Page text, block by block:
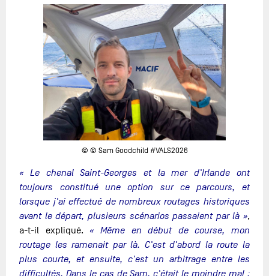
© © Sam Goodchild #VALS2026
« Le chenal Saint-Georges et la mer d'Irlande ont
toujours constitué une option sur ce parcours, et
lorsque j'ai effectué de nombreux routages historiques
avant le départ, plusieurs scénarios passaient par là »,
a-t-il expliqué. « Même en début de course, mon
routage les ramenait par là. C'est d'abord la route la
plus courte, et ensuite, c'est un arbitrage entre les
difficultés. Dans le cas de Sam, c'était le moindre mal :